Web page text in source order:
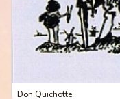
Don Quichotte